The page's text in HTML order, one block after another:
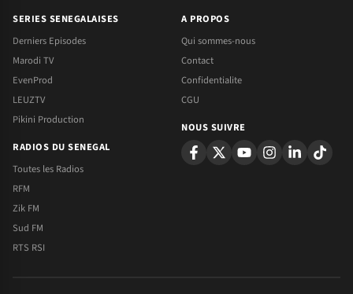
SERIES SENEGALAISES
Derniers Episodes
Marodi TV
EvenProd
LEUZTV
Pikini Production
RADIOS DU SENEGAL
Toutes les Radios
RFM
Zik FM
Sud FM
RTS RSI
A PROPOS
Qui sommes-nous
Contact
Confidentialite
CGU
NOUS SUIVRE